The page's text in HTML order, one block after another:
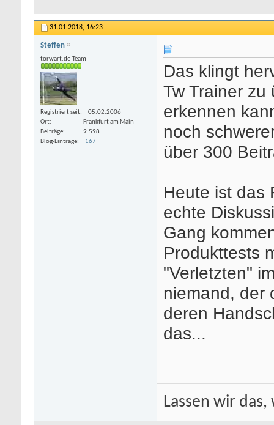
31.01.2018, 16:23
Steffen
torwart.de-Team
Registriert seit
05.02.2006
Ort
Frankfurt am Main
Beiträge
9.598
Blog-Einträge
167
Das klingt
Tw Trainer
erkennen
noch
über 300
Heute ist das
echte
Gang
Produkttests
"Verletzten"
niemand, der
deren
das...
Lassen wir